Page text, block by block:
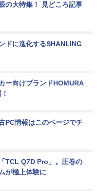
の大特集！ 見どころ記事
ドに進化するSHANLING
ー向けブランドHOMURA
PC情報はこのページでチ
TCL Q7D Pro」。圧巻の
が極上体験に